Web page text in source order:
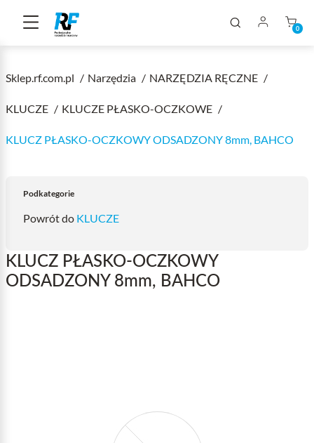
0
Sklep.rf.com.pl Narzędzia NARZĘDZIA RĘCZNE
KLUCZE KLUCZE PŁASKO-OCZKOWE
KLUCZ PŁASKO-OCZKOWY ODSADZONY 8mm, BAHCO
Podkategorie
Powrót do KLUCZE
KLUCZ PŁASKO-OCZKOWY
ODSADZONY 8mm, BAHCO